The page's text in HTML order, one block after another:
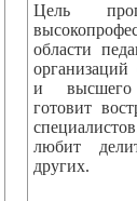
Цель
области
организаций
и высшего
готовит
любит
других.